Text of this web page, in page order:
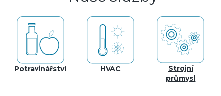
Potravinářství HVAC
Strojní
průmysl